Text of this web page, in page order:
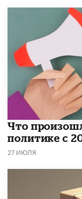
​Что
политике с
27 ИЮЛЯ